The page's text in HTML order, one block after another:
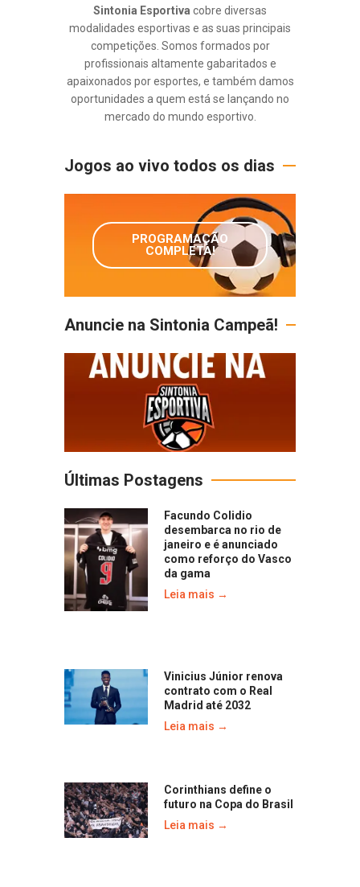
Sintonia Esportiva cobre diversas
modalidades esportivas e as suas principais
competições. Somos formados por
profissionais altamente gabaritados e
apaixonados por esportes, e também damos
oportunidades a quem está se lançando no
mercado do mundo esportivo.
Jogos ao vivo todos os dias
PROGRAMAÇÃO
COMPLETA!
Anuncie na Sintonia Campeã!
Últimas Postagens
Facundo Colidio
desembarca no rio de
janeiro e é anunciado
como reforço do Vasco
da gama
Leia mais →
Vinicius Júnior renova
contrato com o Real
Madrid até 2032
Leia mais →
Corinthians define o
futuro na Copa do Brasil
Leia mais →